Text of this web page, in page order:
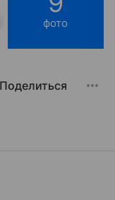
фото
Поделиться